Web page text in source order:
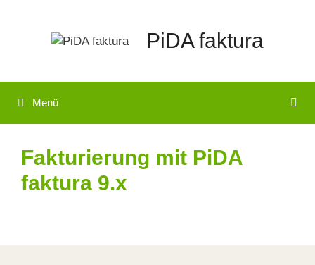
PiDA faktura
Menü
Fakturierung mit PiDA
faktura 9.x